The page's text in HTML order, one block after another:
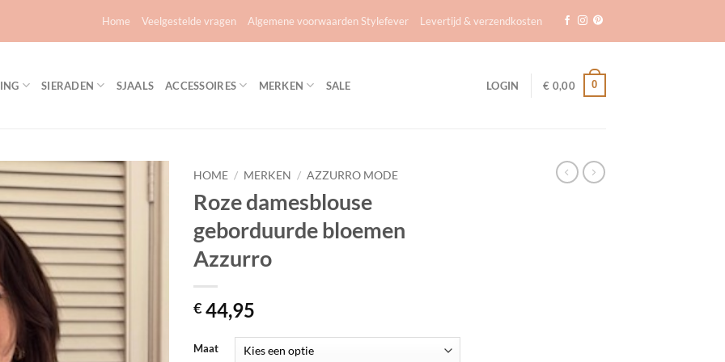
Home Veelgestelde vragen Algemene voorwaarden Stylefever Levertijd & verzendkosten
SIERADEN SJAALS ACCESSOIRES MERKEN SALE LOGIN € 0,00 0
Toevoegen
aan
verlanglijst
HOME / MERKEN / AZZURRO MODE
Roze damesblouse
geborduurde bloemen
Azzurro
€ 44,95
Maat